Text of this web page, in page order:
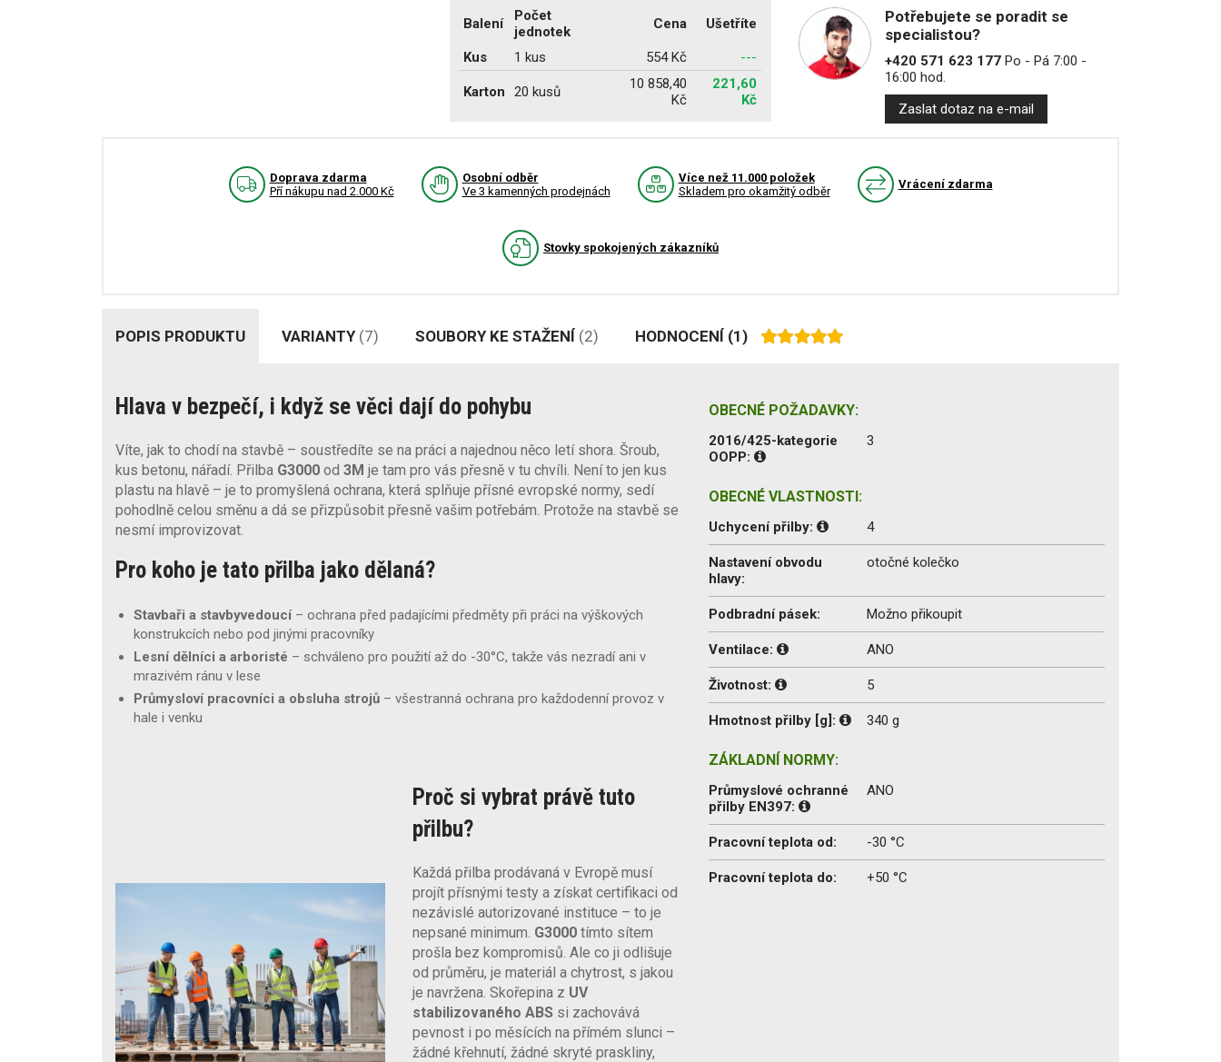
Balení
Počet
jednotek
Cena Ušetříte
Kus 1 kus 554 Kč ---
Karton 20 kusů
10 858,40
Kč
221,60
Kč
Potřebujete se poradit se
specialistou?
+420 571 623 177Po - Pá 7:00 -
16:00 hod.
Zaslat dotaz na e-mail
Doprava zdarma
Pří nákupu nad 2.000 Kč
Osobní odběr
Ve 3 kamenných prodejnách
Více než 11.000 položek
Skladem pro okamžitý odběr
Vrácení zdarma
Stovky spokojených zákazníků
POPIS PRODUKTU VARIANTY (7) SOUBORY KE STAŽENÍ (2) HODNOCENÍ (1)
Hlava v bezpečí, i když se věci dají do pohybu
Víte, jak to chodí na stavbě – soustředíte se na práci a najednou něco letí shora. Šroub,
kus betonu, nářadí. Přilba G3000 od 3M je tam pro vás přesně v tu chvíli. Není to jen kus
plastu na hlavě – je to promyšlená ochrana, která splňuje přísné evropské normy, sedí
pohodlně celou směnu a dá se přizpůsobit přesně vašim potřebám. Protože na stavbě se
nesmí improvizovat.
Pro koho je tato přilba jako dělaná?
Stavbaři a stavbyvedoucí– ochrana před padajícími předměty při práci na výškových
konstrukcích nebo pod jinými pracovníky
Lesní dělníci a arboristé – schváleno pro použití až do -30°C, takže vás nezradí ani v
mrazivém ránu v lese
Průmysloví pracovníci a obsluha strojů – všestranná ochrana pro každodenní provoz v
hale i venku
Proč si vybrat právě tuto
přilbu?
Každá přilba prodávaná v Evropě musí
projít přísnými testy a získat certifikaci od
nezávislé autorizované instituce – to je
nepsané minimum. G3000 tímto sítem
prošla bez kompromisů. Ale co ji odlišuje
od průměru, je materiál a chytrost, s jakou
je navržena. Skořepina z UV
stabilizovaného ABSsi zachovává
pevnost i po měsících na přímém slunci –
žádné křehnutí, žádné skryté praskliny,
OBECNÉ POŽADAVKY:
2016/425-kategorie
OOPP:
3
OBECNÉ VLASTNOSTI:
Uchycení přilby: 4
Nastavení obvodu
hlavy:
otočné kolečko
Podbradní pásek: Možno přikoupit
Ventilace: ANO
Životnost: 5
Hmotnost přilby [g]: 340 g
ZÁKLADNÍ NORMY:
Průmyslové ochranné
přilby EN397:
ANO
Pracovní teplota od: -30 °C
Pracovní teplota do: +50 °C